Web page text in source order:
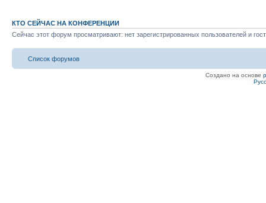
КТО СЕЙЧАС НА КОНФЕРЕНЦИИ
Сейчас этот форум просматривают: нет зарегистрированных пользователей и
Список форумов
Создано на основе